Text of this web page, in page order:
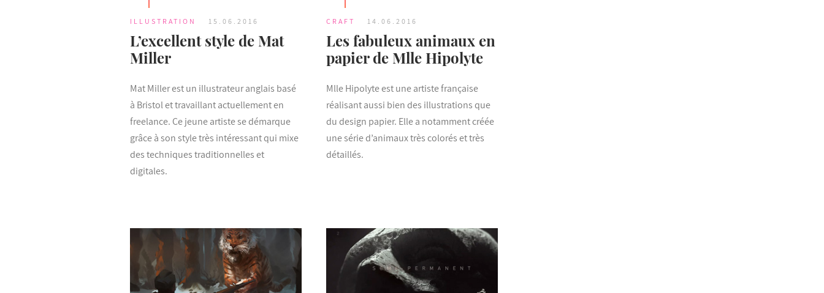
ILLUSTRATION 15.06.2016
L’excellent style de Mat
Miller
Mat Miller est un illustrateur anglais basé
à Bristol et travaillant actuellement en
freelance. Ce jeune artiste se démarque
grâce à son style très intéressant qui mixe
des techniques traditionnelles et
digitales.
CRAFT 14.06.2016
Les fabuleux animaux en
papier de Mlle Hipolyte
Mlle Hipolyte est une artiste française
réalisant aussi bien des illustrations que
du design papier. Elle a notamment créée
une série d’animaux très colorés et très
détaillés.